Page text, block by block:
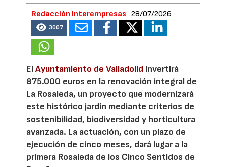
Redacción Interempresas 28/07/2026
3007
ElAyuntamiento de Valladolid invertirá
875.000 euros en la renovación integral de
La Rosaleda, un proyecto que modernizará
este histórico jardín mediante criterios de
sostenibilidad, biodiversidad y horticultura
avanzada. La actuación, con un plazo de
ejecución de cinco meses, dará lugar a la
primera Rosaleda de los Cinco Sentidos de